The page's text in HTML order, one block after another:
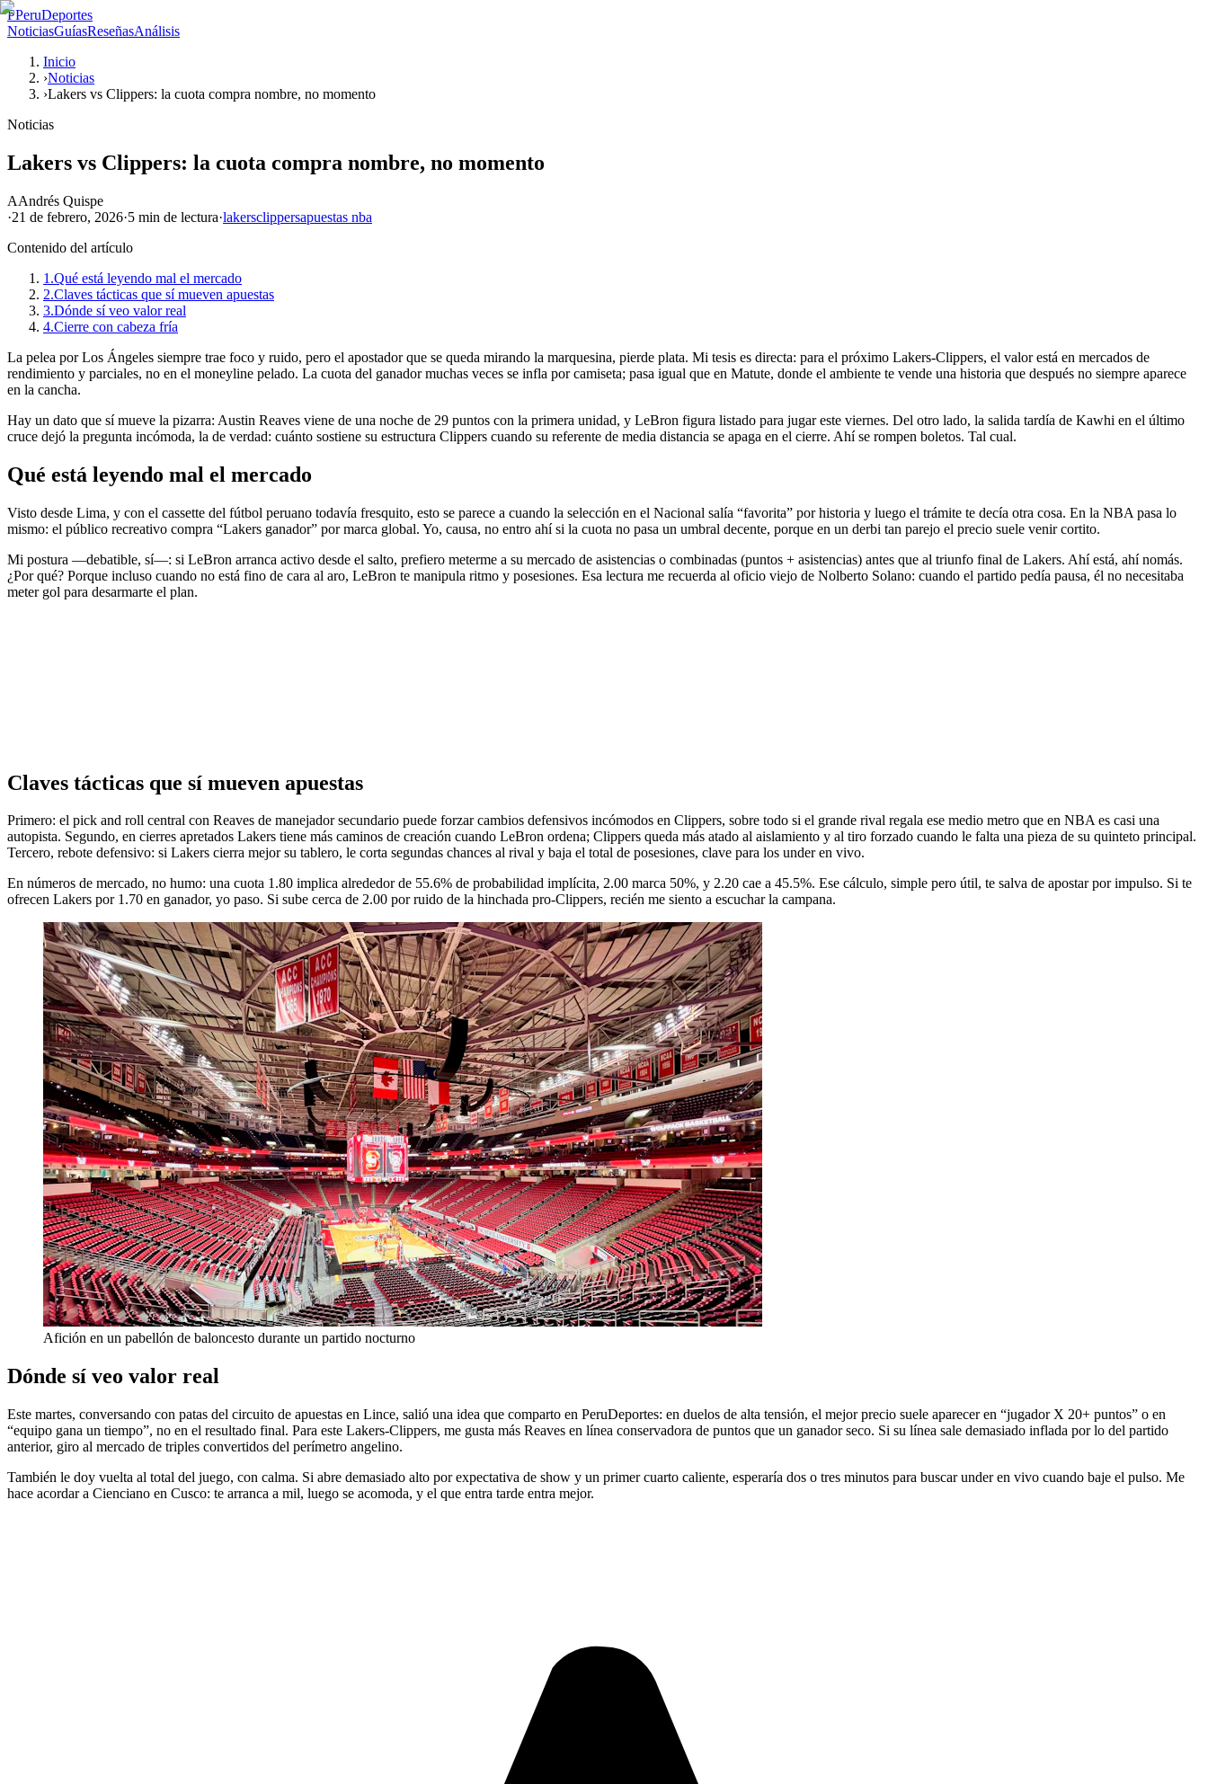
PPeruDeportes
NoticiasGuíasReseñasAnálisis
Inicio
›Noticias
›Lakers vs Clippers: la cuota compra nombre, no momento
Noticias
Lakers vs Clippers: la cuota compra nombre, no momento
AAndrés Quispe
·21 de febrero, 2026·5 min de lectura·lakersclippersapuestas nba
Contenido del artículo
1.Qué está leyendo mal el mercado
2.Claves tácticas que sí mueven apuestas
3.Dónde sí veo valor real
4.Cierre con cabeza fría
La pelea por Los Ángeles siempre trae foco y ruido, pero el apostador que se queda mirando la marquesina, pierde plata. Mi tesis es directa: para el próximo Lakers-Clippers, el valor está en mercados de
rendimiento y parciales, no en el moneyline pelado. La cuota del ganador muchas veces se infla por camiseta; pasa igual que en Matute, donde el ambiente te vende una historia que después no siempre aparece
en la cancha.
Hay un dato que sí mueve la pizarra: Austin Reaves viene de una noche de 29 puntos con la primera unidad, y LeBron figura listado para jugar este viernes. Del otro lado, la salida tardía de Kawhi en el último
cruce dejó la pregunta incómoda, la de verdad: cuánto sostiene su estructura Clippers cuando su referente de media distancia se apaga en el cierre. Ahí se rompen boletos. Tal cual.
Qué está leyendo mal el mercado
Visto desde Lima, y con el cassette del fútbol peruano todavía fresquito, esto se parece a cuando la selección en el Nacional salía “favorita” por historia y luego el trámite te decía otra cosa. En la NBA pasa lo
mismo: el público recreativo compra “Lakers ganador” por marca global. Yo, causa, no entro ahí si la cuota no pasa un umbral decente, porque en un derbi tan parejo el precio suele venir cortito.
Mi postura —debatible, sí—: si LeBron arranca activo desde el salto, prefiero meterme a su mercado de asistencias o combinadas (puntos + asistencias) antes que al triunfo final de Lakers. Ahí está, ahí nomás.
¿Por qué? Porque incluso cuando no está fino de cara al aro, LeBron te manipula ritmo y posesiones. Esa lectura me recuerda al oficio viejo de Nolberto Solano: cuando el partido pedía pausa, él no necesitaba
meter gol para desarmarte el plan.
Claves tácticas que sí mueven apuestas
Primero: el pick and roll central con Reaves de manejador secundario puede forzar cambios defensivos incómodos en Clippers, sobre todo si el grande rival regala ese medio metro que en NBA es casi una
autopista. Segundo, en cierres apretados Lakers tiene más caminos de creación cuando LeBron ordena; Clippers queda más atado al aislamiento y al tiro forzado cuando le falta una pieza de su quinteto principal.
Tercero, rebote defensivo: si Lakers cierra mejor su tablero, le corta segundas chances al rival y baja el total de posesiones, clave para los under en vivo.
En números de mercado, no humo: una cuota 1.80 implica alrededor de 55.6% de probabilidad implícita, 2.00 marca 50%, y 2.20 cae a 45.5%. Ese cálculo, simple pero útil, te salva de apostar por impulso. Si te
ofrecen Lakers por 1.70 en ganador, yo paso. Si sube cerca de 2.00 por ruido de la hinchada pro-Clippers, recién me siento a escuchar la campana.
Afición en un pabellón de baloncesto durante un partido nocturno
Dónde sí veo valor real
Este martes, conversando con patas del circuito de apuestas en Lince, salió una idea que comparto en PeruDeportes: en duelos de alta tensión, el mejor precio suele aparecer en “jugador X 20+ puntos” o en
“equipo gana un tiempo”, no en el resultado final. Para este Lakers-Clippers, me gusta más Reaves en línea conservadora de puntos que un ganador seco. Si su línea sale demasiado inflada por lo del partido
anterior, giro al mercado de triples convertidos del perímetro angelino.
También le doy vuelta al total del juego, con calma. Si abre demasiado alto por expectativa de show y un primer cuarto caliente, esperaría dos o tres minutos para buscar under en vivo cuando baje el pulso. Me
hace acordar a Cienciano en Cusco: te arranca a mil, luego se acomoda, y el que entra tarde entra mejor.